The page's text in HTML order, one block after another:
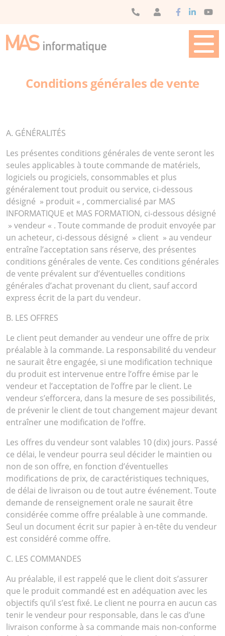
MATÉRIELLES
Conditions générales de vente
A. GÉNÉRALITÉS
Les présentes conditions générales de vente seront les
seules applicables à toute commande de matériels,
logiciels ou progiciels, consommables et plus
généralement tout produit ou service, ci-dessous
désigné » produit « , commercialisé par MAS
INFORMATIQUE et MAS FORMATION, ci-dessous désigné
» vendeur « . Toute commande de produit envoyée par
un acheteur, ci-dessous désigné » client » au vendeur
entraîne l’acceptation sans réserve, des présentes
conditions générales de vente. Ces conditions générales
de vente prévalent sur d’éventuelles conditions
générales d’achat provenant du client, sauf accord
express écrit de la part du vendeur.
B. LES OFFRES
Le client peut demander au vendeur une offre de prix
préalable à la commande. La responsabilité du vendeur
ne saurait être engagée, si une modification technique
du produit est intervenue entre l’offre émise par le
vendeur et l’acceptation de l’offre par le client. Le
vendeur s’efforcera, dans la mesure de ses possibilités,
de prévenir le client de tout changement majeur devant
entraîner une modification de l’offre.
Les offres du vendeur sont valables 10 (dix) jours. Passé
ce délai, le vendeur pourra seul décider le maintien ou
non de son offre, en fonction d’éventuelles
modifications de prix, de caractéristiques techniques,
de délai de livraison ou de tout autre événement. Toute
demande de renseignement orale ne saurait être
considérée comme offre préalable à une commande.
Seul un document écrit sur papier à en-tête du vendeur
est considéré comme offre.
C. LES COMMANDES
Au préalable, il est rappelé que le client doit s’assurer
que le produit commandé est en adéquation avec les
objectifs qu’il s’est fixé. Le client ne pourra en aucun cas
tenir le vendeur pour responsable, dans le cas d’une
livraison conforme à sa commande mais non-conforme